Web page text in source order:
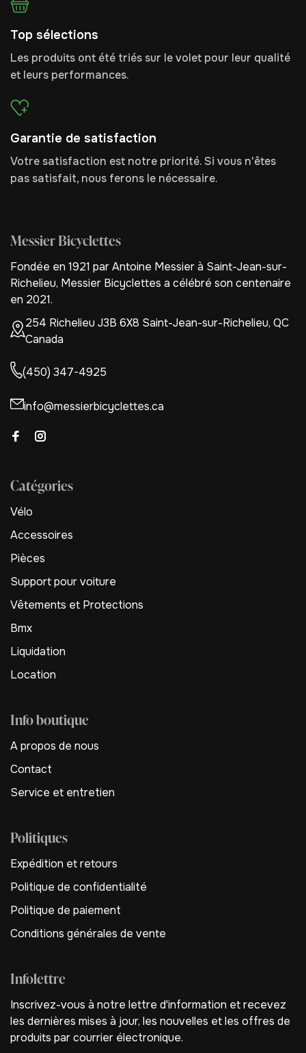
Top sélections
Les produits ont été triés sur le volet pour leur qualité
et leurs performances.
Garantie de satisfaction
Votre satisfaction est notre priorité. Si vous n'êtes
pas satisfait, nous ferons le nécessaire.
Messier Bicyclettes
Fondée en 1921 par Antoine Messier à Saint-Jean-sur-
Richelieu, Messier Bicyclettes a célébré son centenaire
en 2021.
254 Richelieu J3B 6X8 Saint-Jean-sur-Richelieu, QC
Canada
(450) 347-4925
info@messierbicyclettes.ca
Catégories
Vélo
Accessoires
Pièces
Support pour voiture
Vêtements et Protections
Bmx
Liquidation
Location
Info boutique
A propos de nous
Contact
Service et entretien
Politiques
Expédition et retours
Politique de confidentialité
Politique de paiement
Conditions générales de vente
Infolettre
Inscrivez-vous à notre lettre d'information et recevez
les dernières mises à jour, les nouvelles et les offres de
produits par courrier électronique.